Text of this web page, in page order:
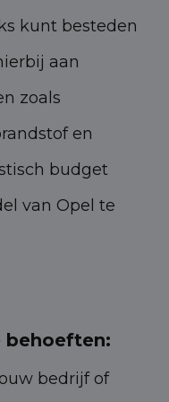
kunt besteden
aan
zoals
en
budget
van Opel te
behoeften:
bedrijf of